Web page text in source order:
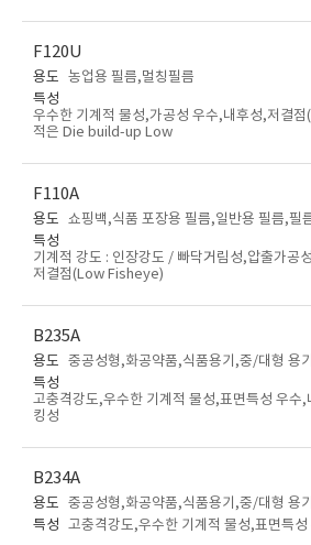
F120U
용도 농업용 필름,멀칭필름
특성
우수한 기계적 물성,가공성 우수,내후성,저결
적은 Die build-up Low
F110A
용도 쇼핑백,식품 포장용 필름,일반용 필름,필
특성
기계적 강도 : 인장강도 / 빠닥거림성,압출가공
저결점(Low Fisheye)
B235A
용도 중공성형,화공약품,식품용기,중/대형 용기
특성
고충격강도,우수한 기계적 물성,표면특성 우수,
킹성
B234A
용도 중공성형,화공약품,식품용기,중/대형 용기
특성 고충격강도,우수한 기계적 물성,표면특성